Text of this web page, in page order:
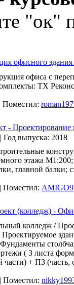
"ок"
офисного
офиса с
ТХ
Поместил:
-
| Год выпуска: 2018
этажа
главной
Поместил:
(колледж) -
колледж /
( 3 листа
части) + ПЗ (часть,
Поместил: